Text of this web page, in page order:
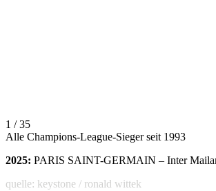
1 / 35
Alle Champions-League-Sieger seit 1993
2025: PARIS SAINT-GERMAIN – Inter
quelle: keystone / ronald wittek